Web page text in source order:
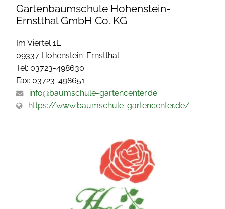
Gartenbaumschule Hohenstein-
Ernstthal GmbH Co. KG
Im Viertel 1L
09337 Hohenstein-Ernstthal
Tel: 03723-498630
Fax: 03723-498651
info@baumschule-gartencenter.de
https://www.baumschule-gartencenter.de/